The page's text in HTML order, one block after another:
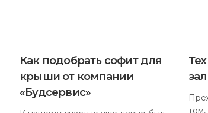
Как подобрать софит для
крыши от компании
«Будсервис»
том,